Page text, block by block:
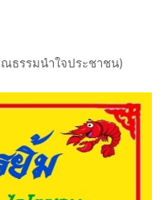
ธรรมนำใจประชาชน)